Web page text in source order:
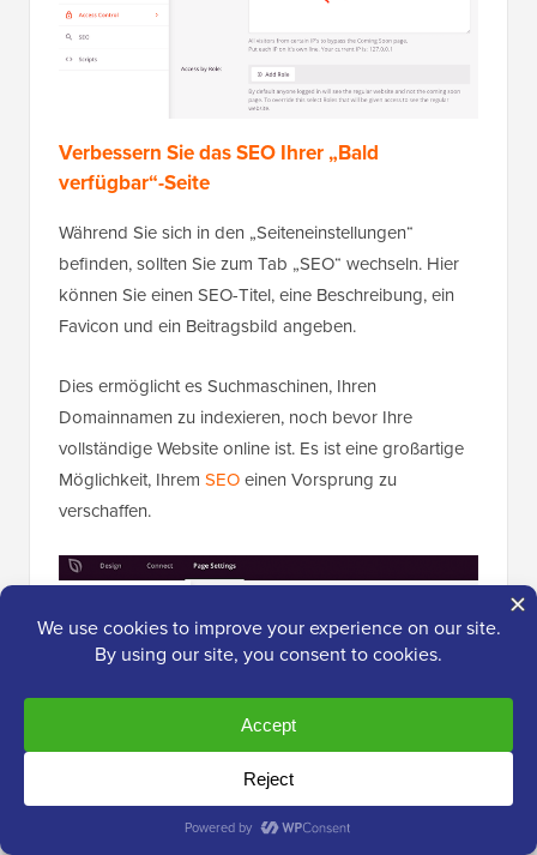
Verbessern Sie das SEO Ihrer „Bald
verfügbar“-Seite
Während Sie sich in den „Seiteneinstellungen“
befinden, sollten Sie zum Tab „SEO“ wechseln. Hier
können Sie einen SEO-Titel, eine Beschreibung, ein
Favicon und ein Beitragsbild angeben.
Dies ermöglicht es Suchmaschinen, Ihren
Domainnamen zu indexieren, noch bevor Ihre
vollständige Website online ist. Es ist eine großartige
Möglichkeit, Ihrem SEOeinen Vorsprung zu
verschaffen.